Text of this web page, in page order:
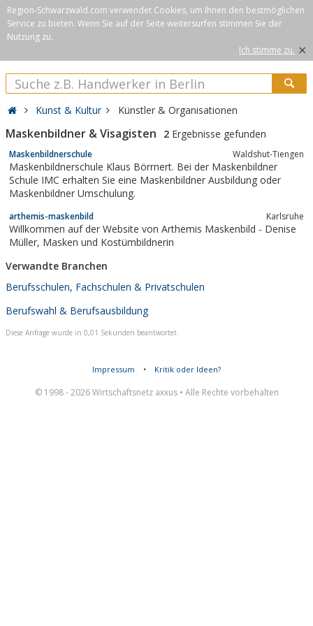
Region-Schwarzwald.com verwendet Cookies, um Ihnen den bestmöglichen
Service zu bieten. Wenn Sie auf der Seite weitersurfen stimmen Sie der
Nutzung zu.
Ich stimme zu. ×
Kunst & Kultur Künstler & Organisationen
Maskenbildner & Visagisten 2 Ergebnisse gefunden
Maskenbildnerschule Waldshut-Tiengen
Maskenbildnerschule Klaus Börrnert. Bei der Maskenbildner
Schule IMC erhalten Sie eine Maskenbildner Ausbildung oder
Maskenbildner Umschulung.
arthemis-maskenbild Karlsruhe
Willkommen auf der Website von Arthemis Maskenbild - Denise
Müller, Masken und Kostümbildnerin
Verwandte Branchen
Berufsschulen, Fachschulen & Privatschulen
Berufswahl & Berufsausbildung
Diese Anfrage wurde in 0,01 Sekunden beantwortet.
Impressum • Kritik oder Ideen?
© 1998 - 2026 Wirtschaftsnetz axxus • Alle Rechte vorbehalten